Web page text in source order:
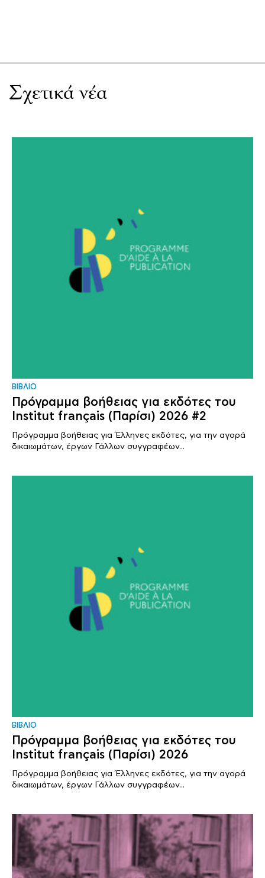
Σχετικά νέα
ΒΙΒΛΙΟ
Πρόγραμμα βοήθειας για εκδότες του
Institut français (Παρίσι) 2026 #2
Πρόγραμμα βοήθειας για Έλληνες εκδότες, για την αγορά
δικαιωμάτων, έργων Γάλλων συγγραφέων...
ΒΙΒΛΙΟ
Πρόγραμμα βοήθειας για εκδότες του
Institut français (Παρίσι) 2026
Πρόγραμμα βοήθειας για Έλληνες εκδότες, για την αγορά
δικαιωμάτων, έργων Γάλλων συγγραφέων...